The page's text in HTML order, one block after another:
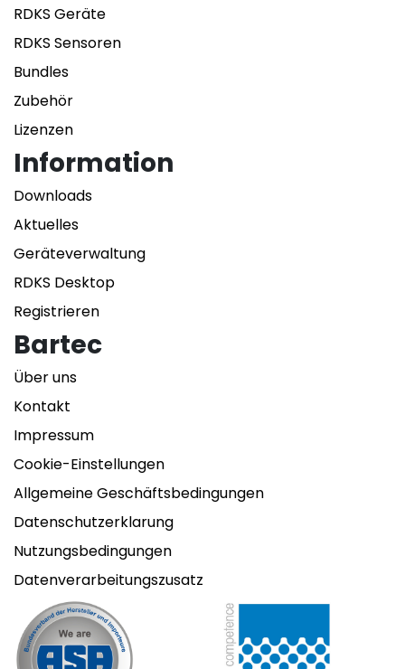
RDKS Geräte
RDKS Sensoren
Bundles
Zubehör
Lizenzen
Information
Downloads
Aktuelles
Geräteverwaltung
RDKS Desktop
Registrieren
Bartec
Über uns
Kontakt
Impressum
Cookie-Einstellungen
Allgemeine Geschäftsbedingungen
Datenschutzerklarung
Nutzungsbedingungen
Datenverarbeitungszusatz